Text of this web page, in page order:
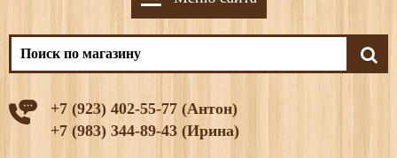
+7 (923) 402-55-77 (Антон)
+7 (983) 344-89-43 (Ирина)